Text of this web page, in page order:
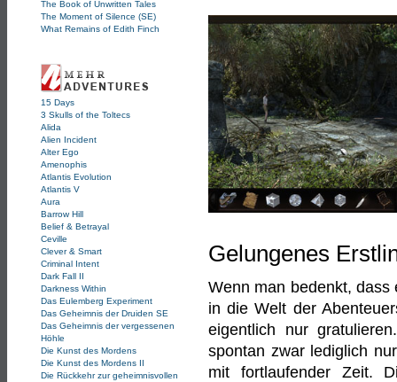
The Book of Unwritten Tales
The Moment of Silence (SE)
What Remains of Edith Finch
15 Days
3 Skulls of the Toltecs
Alida
Alien Incident
Alter Ego
Amenophis
Atlantis Evolution
Atlantis V
Aura
Barrow Hill
Belief & Betrayal
Ceville
Clever & Smart
Criminal Intent
Dark Fall II
Darkness Within
Das Eulemberg Experiment
Das Geheimnis der Druiden SE
Das Geheimnis der vergessenen
Höhle
Die Kunst des Mordens
Die Kunst des Mordens II
Die Rückkehr zur geheimnisvollen
Gelungenes
Wenn man bedenkt, dass
in die Welt der
eigentlich nur
spontan zwar lediglich
mit fortlaufender Zeit.